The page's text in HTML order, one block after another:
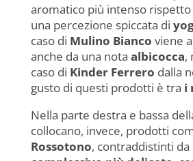
aromatico più intenso rispetto
una percezione spiccata di
caso di Mulino Bianco viene
anche da una nota albicocca,
caso di Kinder Ferrero dalla
gusto di questi prodotti è tra i
Nella parte destra e bassa
collocano, invece, prodotti
Rossotono, contraddistinti da